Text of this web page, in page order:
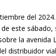
del
este sábado,
la avenida
distribuidor